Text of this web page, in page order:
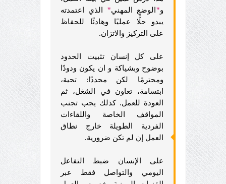
و" الوضع المهني" الذي اعتمدته
يبدو حلًّا عمليًا وهادئًا للحفاظ
على التركيز والاتزان.
على كل إنسان تثبيت الحدود
بوضوح وبشياكة و ان يكون ودودًا
ومحترمًا لكن محددًا: تحية،
ابتسامة، تعاون في الشغل، ثم
العودة للعمل. كذلك يجب تجنب
المواقف الخاصة واللقاءات
الفردية الطويلة خارج نطاق
العمل إن لم تكن ضرورية.
على الإنسان ضبط التفاعل
اليومي والتواصل فقط عبر